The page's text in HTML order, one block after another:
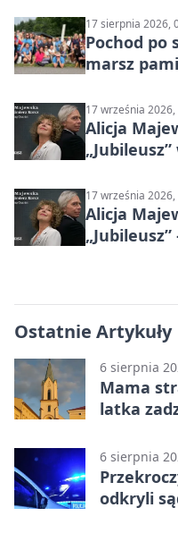
17 sierpnia 2026,
Pochod po
marsz
17 września
Alicja
17 września
Alicja
Ostatnie Artykuły
6 sierpnia
Mama
latka
6 sierpnia
odkryli